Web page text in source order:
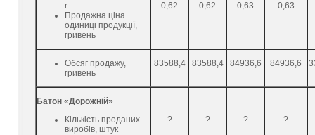
r
Продажна ціна
одиниці продукції,
гривень
0,62 0,62 0,63 0,63
Обсяг продажу,
гривень
83588,4 83588,4 84936,6 84936,6
Батон «Дорожній»
Кількість проданих
виробів, штук
? ? ? ?